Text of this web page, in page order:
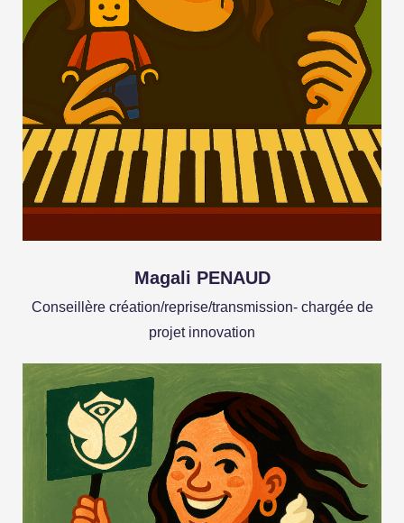
Magali PENAUD
Conseillère création/reprise/transmission- chargée de
projet innovation